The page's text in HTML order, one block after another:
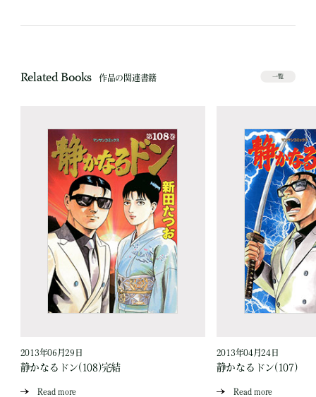
Related Books 作品の関連書籍 一覧
2013年06月29日
静かなるドン(108)完結
Read more
2013年04月24日
静かなるドン(107)
Read more